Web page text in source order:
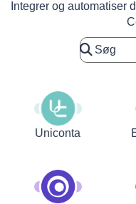
Integrer og automatiser
Uniconta